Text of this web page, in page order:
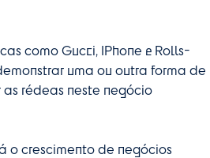
como Gucci, IPhone e Rolls-
uma ou outra forma de
rédeas neste negócio
o crescimento de negócios